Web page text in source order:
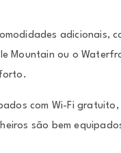
adicionais,
Mountain ou o
com Wi-Fi
são bem